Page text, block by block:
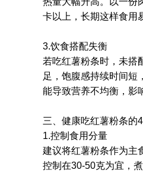
卡以上，长期这样食用
3.饮食搭配失衡
若吃红薯粉条时，未搭
足，饱腹感持续时间短
能导致营养不均衡，影
三、健康吃红薯粉条的
1.控制食用分量
建议将红薯粉条作为主
控制在30-50克为宜，